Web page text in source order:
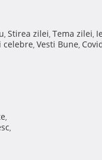
, Stirea zilei, Tema zilei,
celebre, Vesti Bune,
,
,